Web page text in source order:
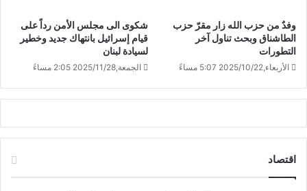
وفدٌ من حزب الله زار مقرّ حزب
الطاشناق وبحث تناول آخر
التطورات
الأربعاء,2025/10/22 5:07 مساءً
شكوى الى مجلس الأمن رداً على
قيام إسرائيل بانتهاك جديد وخطير
لسيادة لبنان
الجمعة,2025/11/28 2:05 مساءً
اقتصاد